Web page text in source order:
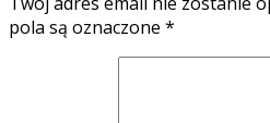
pola są oznaczone *